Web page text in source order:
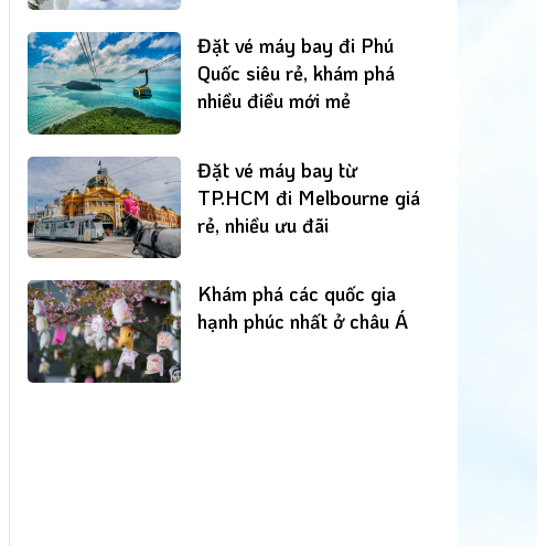
Đặt vé máy bay đi Phú
Quốc siêu rẻ, khám phá
nhiều điều mới mẻ
Đặt vé máy bay từ
TP.HCM đi Melbourne giá
rẻ, nhiều ưu đãi
Khám phá các quốc gia
hạnh phúc nhất ở châu Á